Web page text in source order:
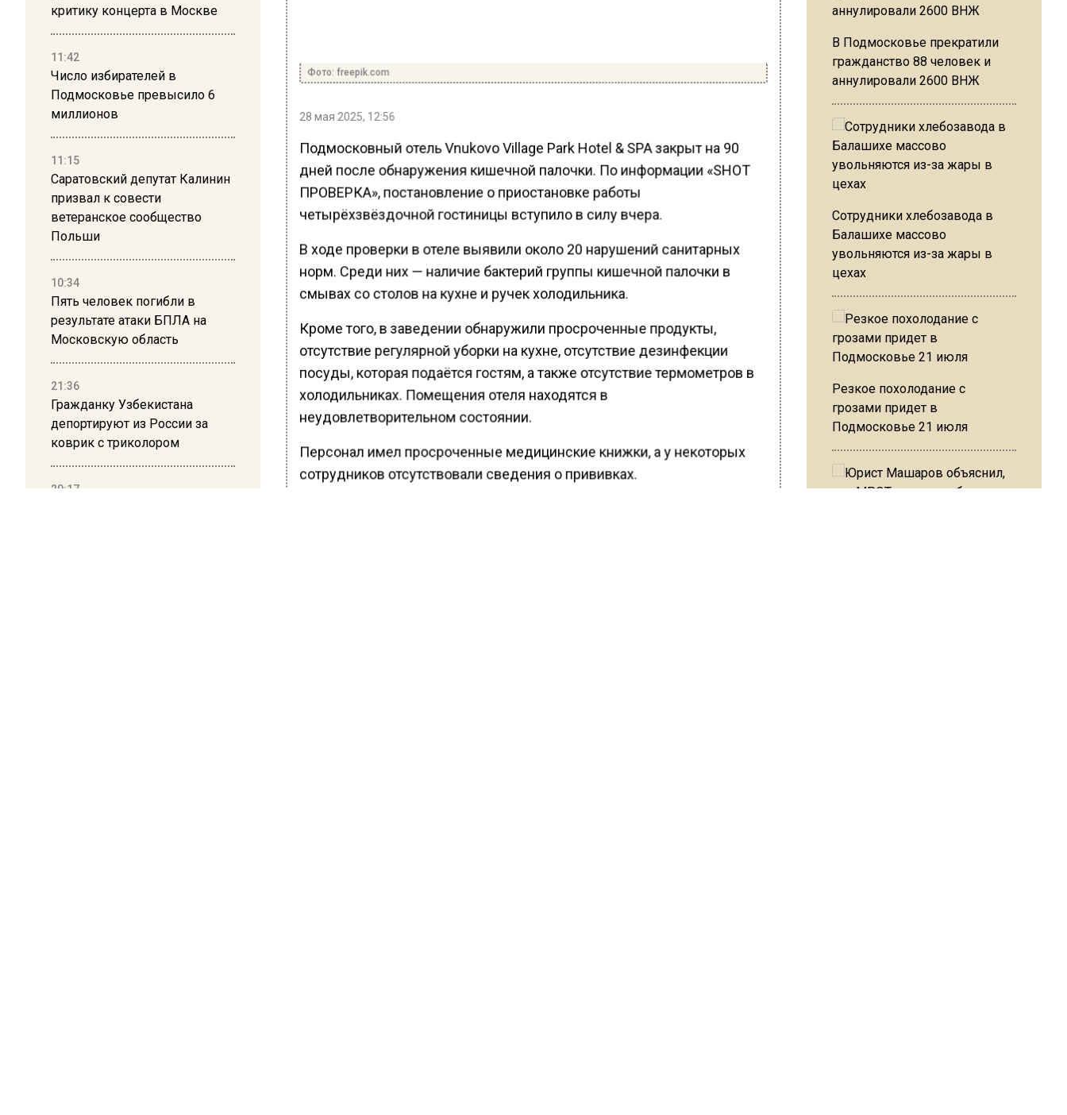
критику концерта в Москве
11:42
Число избирателей в
Подмосковье превысило 6
миллионов
11:15
Саратовский депутат Калинин
призвал к совести
ветеранское сообщество
Польши
10:34
Пять человек погибли в
результате атаки БПЛА на
Московскую область
21:36
Гражданку Узбекистана
депортируют из России за
коврик с триколором
20:17
Фото: freepik.com
28 мая 2025, 12:56
Подмосковный отель Vnukovo Village Park Hotel & SPA закрыт на 90
дней после обнаружения кишечной палочки. По информации «SHOT
ПРОВЕРКА», постановление о приостановке работы
четырёхзвёздочной гостиницы вступило в силу вчера.
В ходе проверки в отеле выявили около 20 нарушений санитарных
норм. Среди них — наличие бактерий группы кишечной палочки в
смывах со столов на кухне и ручек холодильника.
Кроме того, в заведении обнаружили просроченные продукты,
отсутствие регулярной уборки на кухне, отсутствие дезинфекции
посуды, которая подаётся гостям, а также отсутствие термометров в
холодильниках. Помещения отеля находятся в
неудовлетворительном состоянии.
Персонал имел просроченные медицинские книжки, а у некоторых
сотрудников отсутствовали сведения о прививках.
В Подмосковье прекратили
гражданство 88 человек и
аннулировали 2600 ВНЖ
Сотрудники хлебозавода в
Балашихе массово
увольняются из-за жары в
цехах
Резкое похолодание с
грозами придет в
Подмосковье 21 июля